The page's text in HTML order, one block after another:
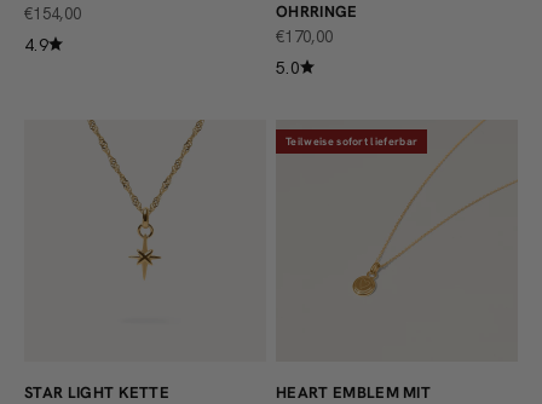
ANGEBOT
€154,00
4.9
OHRRINGE
ANGEBOT
€170,00
5.0
STAR LIGHT KETTE
Teilweise sofort lieferbar
HEART EMBLEM MIT